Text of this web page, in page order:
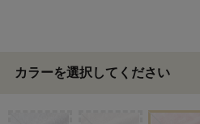
カラーを選択してください